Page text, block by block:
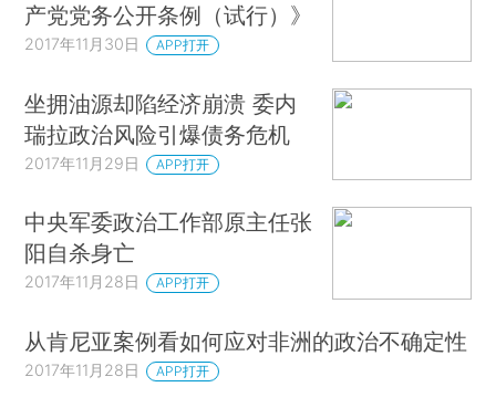
产党党务公开条例（试行）》
2017年11月30日 APP打开
坐拥油源却陷经济崩溃 委内
瑞拉政治风险引爆债务危机
2017年11月29日 APP打开
中央军委政治工作部原主任张
阳自杀身亡
2017年11月28日 APP打开
从肯尼亚案例看如何应对非洲的政治不确定性
2017年11月28日 APP打开